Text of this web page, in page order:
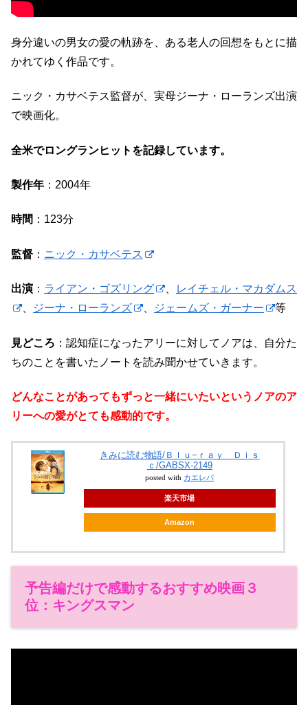
身分違いの男女の愛の軌跡を、ある老人の回想をもとに描
かれてゆく作品です。
ニック・カサベテス監督が、実母ジーナ・ローランズ出演
で映画化。
全米でロングランヒットを記録しています。
製作年 ：2004年
時間 ：123分
監督 ： ニック・カサベテス
出演 ： ライアン・ゴズリング
レイチェル・マカダムス
ジーナ・ローランズ ジェームズ・ガーナー 等
見どころ ：認知症になったアリーに対してノアは、自分た
ちのことを書いたノートを読み聞かせていきます。
どんなことがあってもずっと一緒にいたいというノアのア
リーへの愛がとても感動的です。
きみに読む物語/Ｂｌｕ−ｒａｙ Ｄｉｓ
ｃ/GABSX-2149
posted with カエレバ
楽天市場
Amazon
予告編だけで感動するおすすめ映画３
位：キングスマン